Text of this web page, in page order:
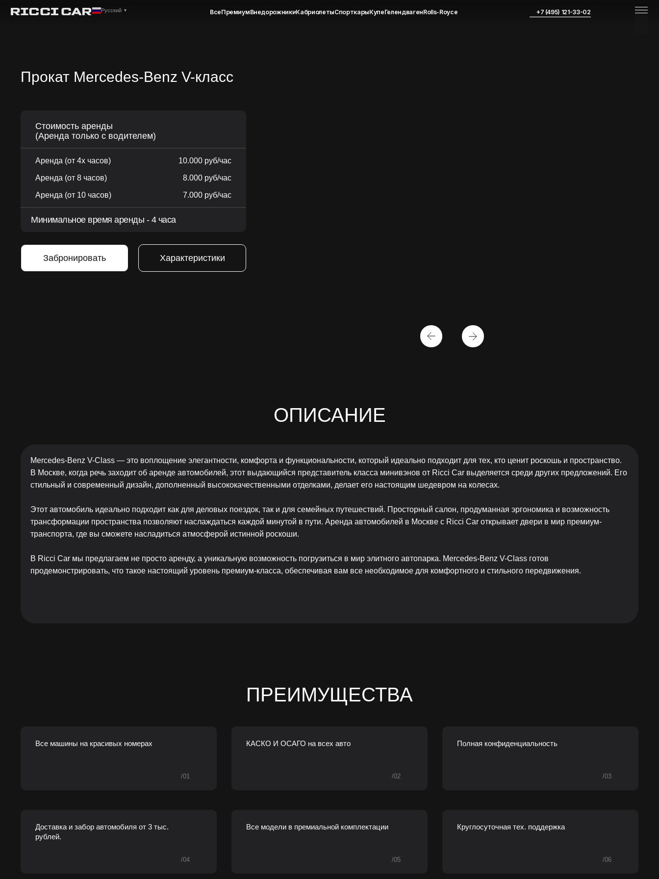
Русский ▼ ПремиумВнедорожникиКабриолетыСпорткарыКупеГелендвагенRolls-Royce
Прокат Mercedes-Benz V-класс
Забронировать Характеристики
Стоимость аренды
(Аренда только с водителем)
Минимальное время аренды - 4 часа
Аренда (от 4х часов)
Аренда (от 8 часов)
Аренда (от 10 часов)
10.000 руб/час
8.000 руб/час
7.000 руб/час
ОПИСАНИЕ
Mercedes-Benz V-Class — это воплощение элегантности, комфорта и функциональности, который идеально подходит для тех, кто ценит роскошь и пространство.
В Москве, когда речь заходит об аренде автомобилей, этот выдающийся представитель класса минивэнов от Ricci Car выделяется среди других предложений. Его
стильный и современный дизайн, дополненный высококачественными отделками, делает его настоящим шедевром на колесах.
Этот автомобиль идеально подходит как для деловых поездок, так и для семейных путешествий. Просторный салон, продуманная эргономика и возможность
трансформации пространства позволяют наслаждаться каждой минутой в пути. Аренда автомобилей в Москве с Ricci Car открывает двери в мир премиум-
транспорта, где вы сможете насладиться атмосферой истинной роскоши.
В Ricci Car мы предлагаем не просто аренду, а уникальную возможность погрузиться в мир элитного автопарка. Mercedes-Benz V-Class готов
продемонстрировать, что такое настоящий уровень премиум-класса, обеспечивая вам все необходимое для комфортного и стильного передвижения.
ПРЕИМУЩЕСТВА
Все машины на красивых номерах
/01
КАСКО И ОСАГО на всех авто
/02
Полная конфиденциальность
/03
Доставка и забор автомобиля от 3 тыс.
рублей.
/04
Все модели в премиальной комплектации
/05
Круглосуточная тех. поддержка
/06